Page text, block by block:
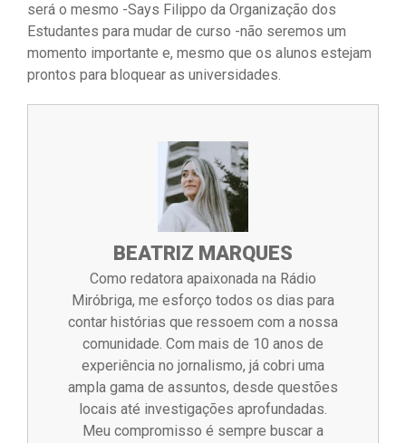
será o mesmo -Says Filippo da Organização dos
Estudantes para mudar de curso -não seremos um
momento importante e, mesmo que os alunos estejam
prontos para bloquear as universidades.
BEATRIZ MARQUES
Como redatora apaixonada na Rádio
Miróbriga, me esforço todos os dias para
contar histórias que ressoem com a nossa
comunidade. Com mais de 10 anos de
experiência no jornalismo, já cobri uma
ampla gama de assuntos, desde questões
locais até investigações aprofundadas.
Meu compromisso é sempre buscar a